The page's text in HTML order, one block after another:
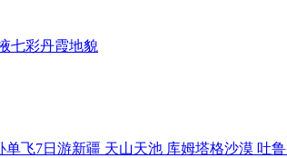
七彩丹霞地貌
单飞7日游新疆 天山天池 库姆塔格沙漠 吐